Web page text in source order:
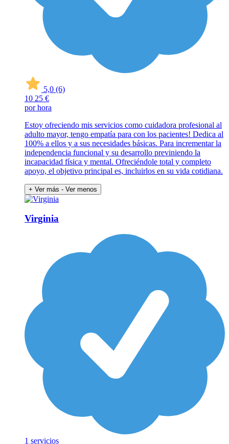
5,0 (6)
10 25 €
por hora
Estoy ofreciendo mis servicios como cuidadora profesional al
adulto mayor, tengo empatía para con los pacientes! Dedica al
100% a ellos y a sus necesidades básicas. Para incrementar la
independencia funcional y su desarrollo previniendo la
incapacidad física y mental. Ofreciéndole total y completo
apoyo, el objetivo principal es, incluirlos en su vida cotidiana.
+ Ver más - Ver menos
Virginia
1 servicios